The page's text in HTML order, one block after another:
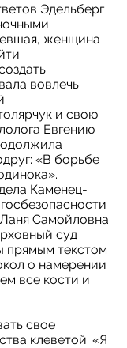
Эдельберг
женщина
вовлечь
и свою
Евгению
«В борьбе
Каменец-
Самойловна
суд
прямым текстом
о намерении
все кости и
свое
клеветой. «Я